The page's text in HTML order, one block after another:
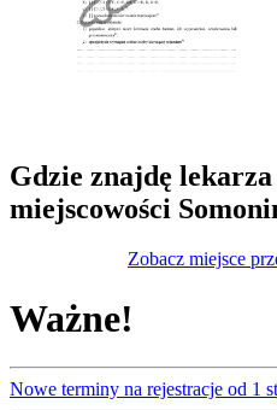
Gdzie znajdę
miejscowości
Zobacz miejsce
Ważne!
Nowe terminy na rejestracje od 1